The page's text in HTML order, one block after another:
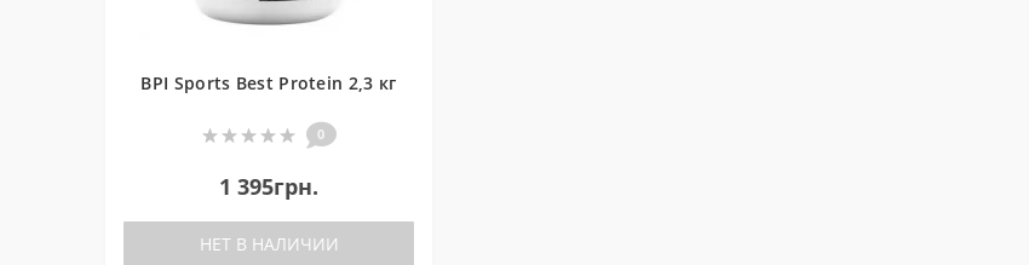
BPI Sports Best Protein 2,3 кг
0
1 395грн.
НЕТ В НАЛИЧИИ